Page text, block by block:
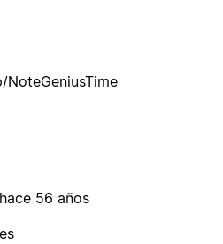
NoteGeniusTime
56 años